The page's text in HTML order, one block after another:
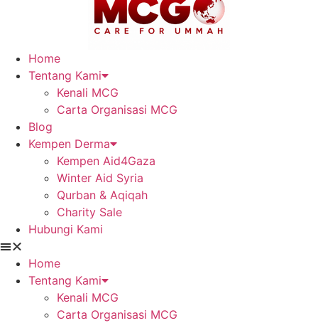
Home
Tentang Kami
Kenali MCG
Carta Organisasi MCG
Blog
Kempen Derma
Kempen Aid4Gaza
Winter Aid Syria
Qurban & Aqiqah
Charity Sale
Hubungi Kami
Home
Tentang Kami
Kenali MCG
Carta Organisasi MCG